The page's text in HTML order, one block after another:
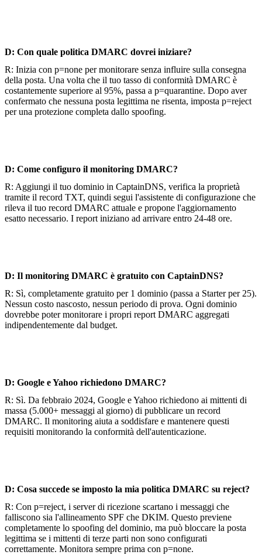
D: Con quale politica DMARC dovrei iniziare?
R: Inizia con p=none per monitorare senza influire sulla consegna
della posta. Una volta che il tuo tasso di conformità DMARC è
costantemente superiore al 95%, passa a p=quarantine. Dopo aver
confermato che nessuna posta legittima ne risenta, imposta p=reject
per una protezione completa dallo spoofing.
D: Come configuro il monitoring DMARC?
R: Aggiungi il tuo dominio in CaptainDNS, verifica la proprietà
tramite il record TXT, quindi segui l'assistente di configurazione che
rileva il tuo record DMARC attuale e propone l'aggiornamento
esatto necessario. I report iniziano ad arrivare entro 24-48 ore.
D: Il monitoring DMARC è gratuito con CaptainDNS?
R: Sì, completamente gratuito per 1 dominio (passa a Starter per 25).
Nessun costo nascosto, nessun periodo di prova. Ogni dominio
dovrebbe poter monitorare i propri report DMARC aggregati
indipendentemente dal budget.
D: Google e Yahoo richiedono DMARC?
R: Sì. Da febbraio 2024, Google e Yahoo richiedono ai mittenti di
massa (5.000+ messaggi al giorno) di pubblicare un record
DMARC. Il monitoring aiuta a soddisfare e mantenere questi
requisiti monitorando la conformità dell'autenticazione.
D: Cosa succede se imposto la mia politica DMARC su reject?
R: Con p=reject, i server di ricezione scartano i messaggi che
falliscono sia l'allineamento SPF che DKIM. Questo previene
completamente lo spoofing del dominio, ma può bloccare la posta
legittima se i mittenti di terze parti non sono configurati
correttamente. Monitora sempre prima con p=none.